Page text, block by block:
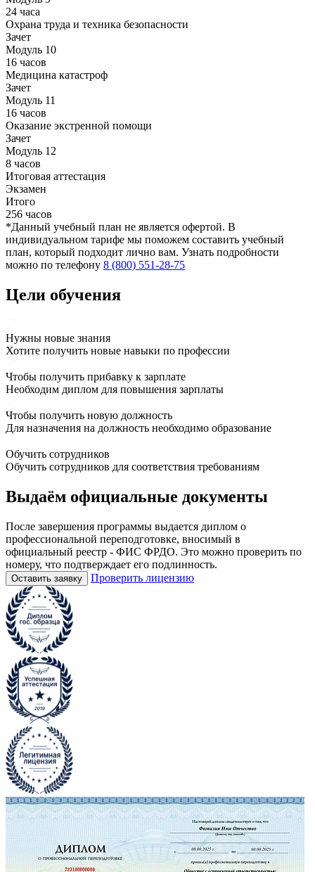
24 часа
Охрана труда и техника безопасности
Зачет
Модуль 10
16 часов
Медицина катастроф
Зачет
Модуль 11
16 часов
Оказание экстренной помощи
Зачет
Модуль 12
8 часов
Итоговая аттестация
Экзамен
Итого
256 часов
*Данный учебный план не является офертой. В
индивидуальном тарифе мы поможем составить учебный
план, который подходит лично вам. Узнать подробности
можно по телефону 8 (800) 551-28-75
Цели обучения
Нужны новые знания
Хотите получить новые навыки по профессии
Чтобы получить прибавку к зарплате
Необходим диплом для повышения зарплаты
Чтобы получить новую должность
Для назначения на должность необходимо образование
Обучить сотрудников
Обучить сотрудников для соответствия требованиям
Выдаём официальные документы
После завершения программы выдается диплом о
профессиональной переподготовке, вносимый в
официальный реестр - ФИС ФРДО. Это можно проверить по
номеру, что подтверждает его подлинность.
Оставить заявку Проверить лицензию